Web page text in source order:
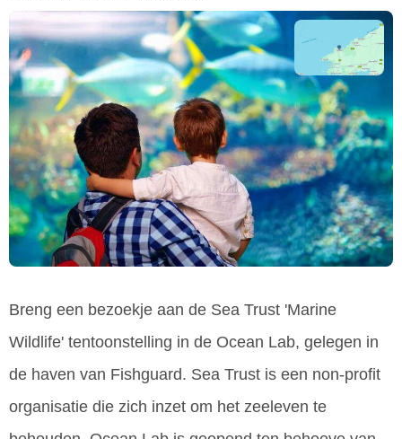
Breng een bezoekje aan de Sea Trust 'Marine
Wildlife' tentoonstelling in de Ocean Lab, gelegen in
de haven van Fishguard. Sea Trust is een non-profit
organisatie die zich inzet om het zeeleven te